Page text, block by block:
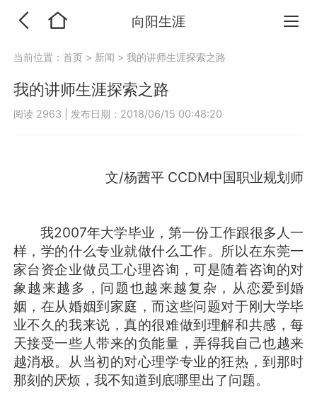
向阳生涯
当前位置：首页 > 新闻 >我的讲师生涯探索之路
我的讲师生涯探索之路
阅读 2963 发布日期：2018/06/15 00:48:20
文/杨茜平 CCDM中国职业规划师
我2007年大学毕业，第一份工作跟很多人一
样，学的什么专业就做什么工作。所以在东莞一
家台资企业做员工心理咨询，可是随着咨询的对
象越来越多，问题也越来越复杂，从恋爱到婚
姻，在从婚姻到家庭，而这些问题对于刚大学毕
业不久的我来说，真的很难做到理解和共感，每
天接受一些人带来的负能量，弄得我自己也越来
越消极。从当初的对心理学专业的狂热，到那时
那刻的厌烦，我不知道到底哪里出了问题。